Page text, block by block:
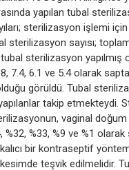
yapılan tubal
sterilizasyon işlemi için
sterilizasyon sayısı;
sterilizasyon
7.4, 6.1 ve 5.4 olarak
görüldü. Tubal
takip etmekteydi.
vaginal
%33, %9 ve %1 olarak
bir kontraseptif
teşvik edilmelidir.